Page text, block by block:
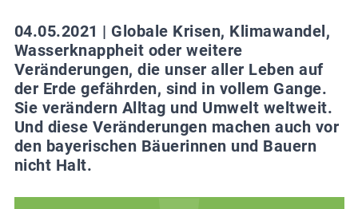
04.05.2021 | Globale Krisen, Klimawandel,
Wasserknappheit oder weitere
Veränderungen, die unser aller Leben auf
der Erde gefährden, sind in vollem Gange.
Sie verändern Alltag und Umwelt weltweit.
Und diese Veränderungen machen auch vor
den bayerischen Bäuerinnen und Bauern
nicht Halt.